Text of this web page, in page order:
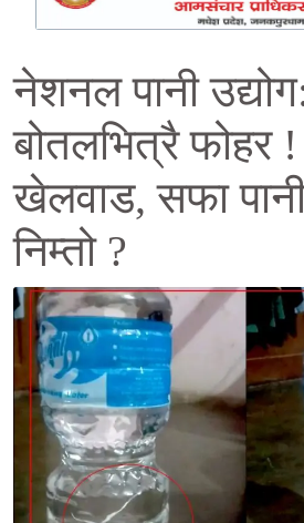
नेशनल पानी
बोतलभित्रै फोहर
खेलवाड, सफा
निम्तो ?